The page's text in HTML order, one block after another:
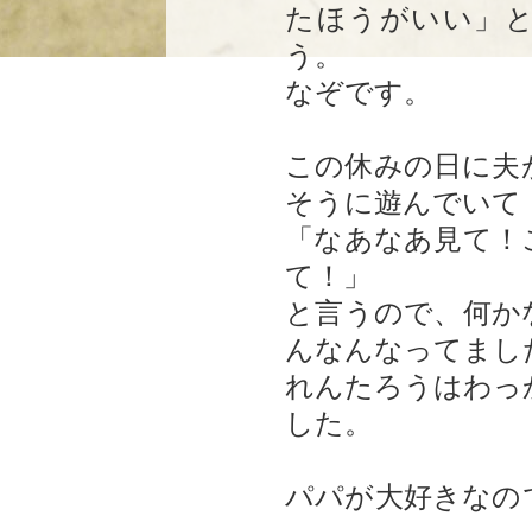
たほうがいい」
う。
なぞです。
この休みの日に
そうに遊んでいて
「なあなあ見て
て！」
と言うので、何
んなんなってまし
れんたろうはわ
した。
パパが大好きな